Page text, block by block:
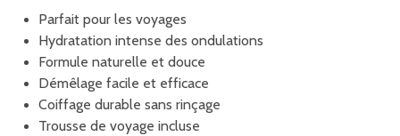
Parfait pour les voyages
Hydratation intense des ondulations
Formule naturelle et douce
Démêlage facile et efficace
Coiffage durable sans rinçage
Trousse de voyage incluse